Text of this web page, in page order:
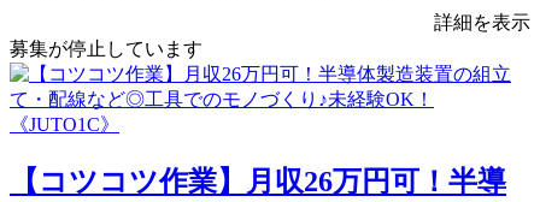
詳細を表示
募集が停止しています
【コツコツ作業】月収26万円可！半導